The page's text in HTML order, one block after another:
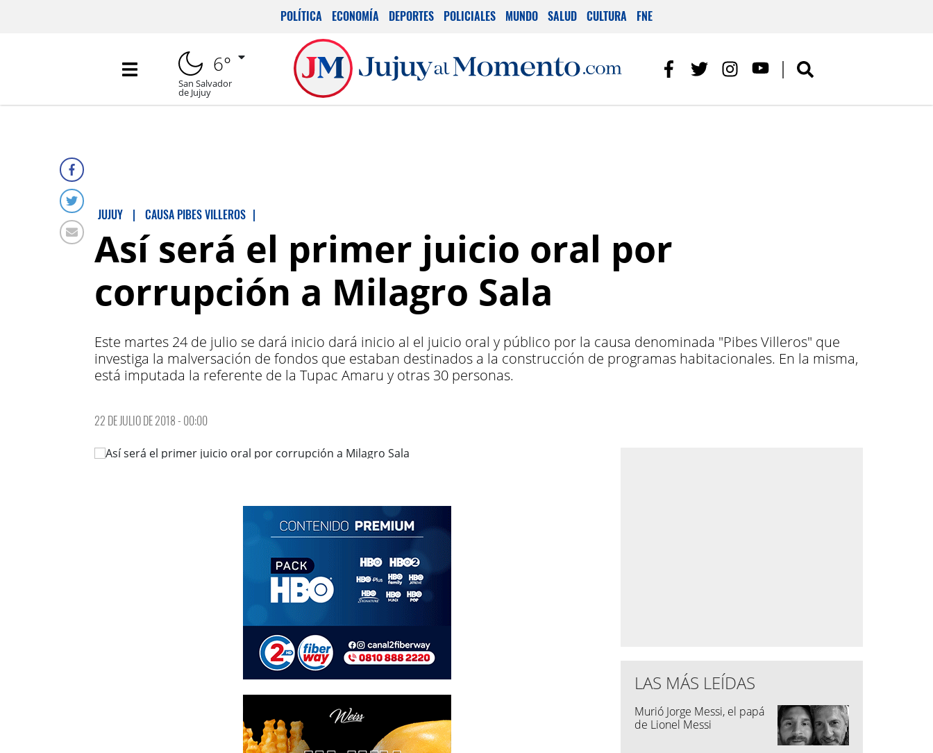
POLÍTICA ECONOMÍA DEPORTES POLICIALES MUNDO SALUD CULTURA FNE
6°
San Salvador
de Jujuy
JUJUY | CAUSA PIBES VILLEROS |
Así será el primer juicio oral por
corrupción a Milagro Sala
Este martes 24 de julio se dará inicio dará inicio al el juicio oral y público por la causa denominada "Pibes Villeros" que
investiga la malversación de fondos que estaban destinados a la construcción de programas habitacionales. En la misma,
está imputada la referente de la Tupac Amaru y otras 30 personas.
22 DE JULIO DE 2018 - 00:00
LAS MÁS LEÍDAS
Murió Jorge Messi, el papá
de Lionel Messi